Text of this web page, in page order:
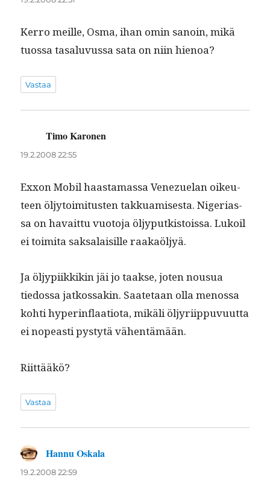
Ker­ro meille, Osma, ihan omin sanoin, mikä
tuos­sa tasalu­vus­sa sata on niin hienoa?
Vastaa
Timo Karonen
19.2.2008 22:55
Exxon Mobil haas­ta­mas­sa Venezue­lan oikeu­
teen öljy­toim­i­tusten takkuamis­es­ta. Nige­ri­as­
sa on havait­tu vuo­to­ja öljy­putk­istois­sa. Lukoil
ei toimi­ta sak­salaisille raakaöljyä.
Ja öljypi­ikkikin jäi jo taakse, joten nousua
tiedos­sa jatkos­sakin. Saate­taan olla menos­sa
kohti hyper­in­flaa­tio­ta, mikäli öljyri­ip­pu­vu­ut­ta
ei nopeasti pystytä vähentämään.
Riit­tääkö?
Vastaa
Hannu Oskala
19.2.2008 22:59